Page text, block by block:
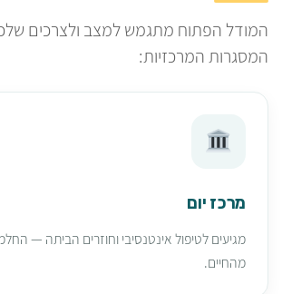
המודל הפתוח מתגמש למצב ולצרכים
המסגרות המרכזיות:
מרכז יום
מגיעים לטיפול אינטנסיבי וחוזרים הביתה —
מהחיים.